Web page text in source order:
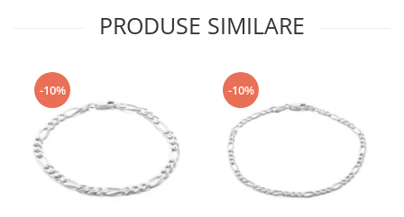
PRODUSE SIMILARE
-10% -10%